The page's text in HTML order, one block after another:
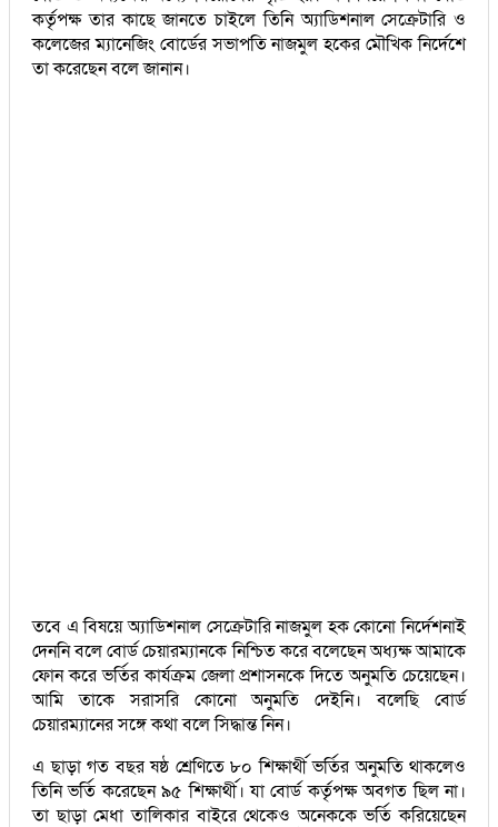
কর্তৃপক্ষ তার কাছে জানতে চাইলে তিনি অ্যাডিশনাল সেক্রেটারি ও
কলেজের ম্যানেজিং বোর্ডের সভাপতি নাজমুল হকের মৌখিক নির্দেশে
তা করেছেন বলে জানান।
তবে এ বিষয়ে অ্যাডিশনাল সেক্রেটারি নাজমুল হক কোনো নির্দেশনাই
দেননি বলে বোর্ড চেয়ারম্যানকে নিশ্চিত করে বলেছেন অধ্যক্ষ আমাকে
ফোন করে ভর্তির কার্যক্রম জেলা প্রশাসনকে দিতে অনুমতি চেয়েছেন।
আমি তাকে সরাসরি কোনো অনুমতি দেইনি। বলেছি বোর্ড
চেয়ারম্যানের সঙ্গে কথা বলে সিদ্ধান্ত নিন।
এ ছাড়া গত বছর ষষ্ঠ শ্রেণিতে ৮০ শিক্ষার্থী ভর্তির অনুমতি থাকলেও
তিনি ভর্তি করেছেন ৯৫ শিক্ষার্থী। যা বোর্ড কর্তৃপক্ষ অবগত ছিল না।
তা ছাড়া মেধা তালিকার বাইরে থেকেও অনেককে ভর্তি করিয়েছেন